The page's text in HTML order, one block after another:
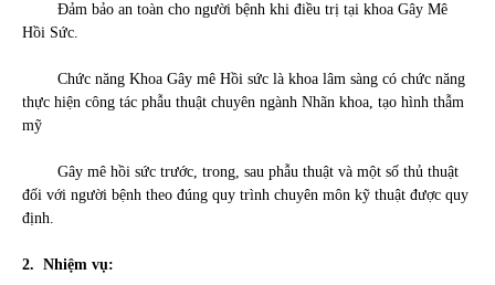
Đảm bảo an toàn cho người bệnh khi điều trị tại khoa Gây Mê
Hồi Sức.
Chức năng Khoa Gây mê Hồi sức là khoa lâm sàng có chức năng
thực hiện công tác phẫu thuật chuyên ngành Nhãn khoa, tạo hình thẫm
mỹ
Gây mê hồi sức trước, trong, sau phẫu thuật và một số thủ thuật
đối với người bệnh theo đúng quy trình chuyên môn kỹ thuật được quy
định.
2. Nhiệm vụ: